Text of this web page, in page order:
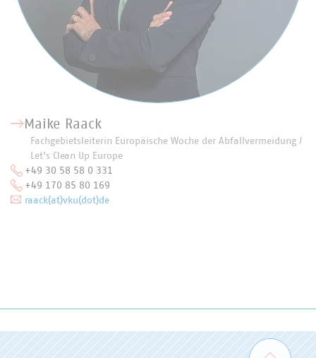
Maike Raack
Fachgebietsleiterin Europäische Woche der Abfallvermeidung /
Let’s Clean Up Europe
+49 30 58 58 0 331
+49 170 85 80 169
raack(at)vku(dot)de
Zum